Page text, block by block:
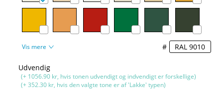
Vis mere #
Udvendig
(+ 1056.90 kr, hvis tonen udvendigt og indvendigt er forskellige)
(+ 352.30 kr, hvis den valgte tone er af 'Lakke' typen)